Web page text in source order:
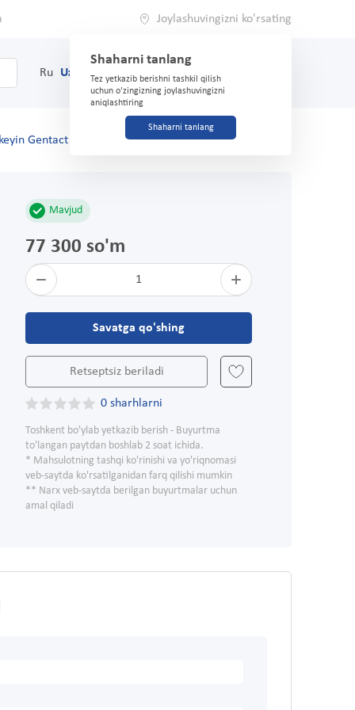
Joylashuvingizni ko'rsating
Shaharni tanlang
Tez yetkazib berishni tashkil qilish
uchun o'zingizning joylashuvingizni
aniqlashtiring
Shaharni tanlang
Ru Uz (71) 200-03-03
Gentact o'lchami XXL
Mavjud
77 300 so'm
1
Savatga qo'shing
Retseptsiz beriladi
0 sharhlarni
Toshkent bo'ylab yetkazib berish - Buyurtma
to'langan paytdan boshlab 2 soat ichida.
* Mahsulotning tashqi ko'rinishi va yo'riqnomasi
veb-saytda ko'rsatilganidan farq qilishi mumkin
** Narx veb-saytda berilgan buyurtmalar uchun
amal qiladi